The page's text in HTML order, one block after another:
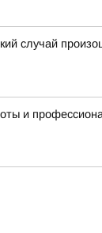
случай
и